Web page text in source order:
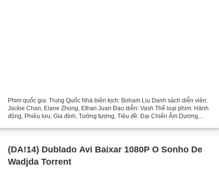
Phim quốc gia: Trung Quốc Nhà biên kịch: Boham Liu Danh sách diễn viên:
Jackie Chan, Elane Zhong, Ethan Juan Đạo diễn: Vash Thể loại phim: Hành
động, Phiêu lưu, Gia đình, Tưởng tượng, Tiêu đề: Đại Chiến Âm Dương,
(DA!14) Dublado Avi Baixar 1080P O Sonho De
Wadjda Torrent